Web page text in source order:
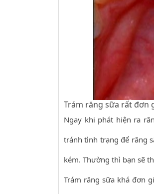
Trám răng sữa rất đơn
Ngay khi phát hiện ra
tránh tình trạng để răng
kém. Thường thì bạn sẽ
Trám răng sữa khá đơn